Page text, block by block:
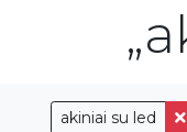
akiniai su led